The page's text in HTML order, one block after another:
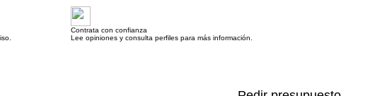
Contrata con confianza
Lee opiniones y consulta perfiles para más información.